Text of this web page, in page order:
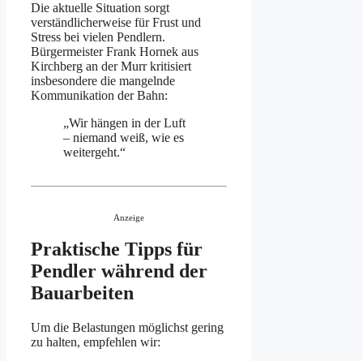
Die aktuelle Situation sorgt
verständlicherweise für Frust und
Stress bei vielen Pendlern.
Bürgermeister Frank Hornek aus
Kirchberg an der Murr kritisiert
insbesondere die mangelnde
Kommunikation der Bahn:
„Wir hängen in der Luft
– niemand weiß, wie es
weitergeht.“
Anzeige
Praktische Tipps für
Pendler während der
Bauarbeiten
Um die Belastungen möglichst gering
zu halten, empfehlen wir: